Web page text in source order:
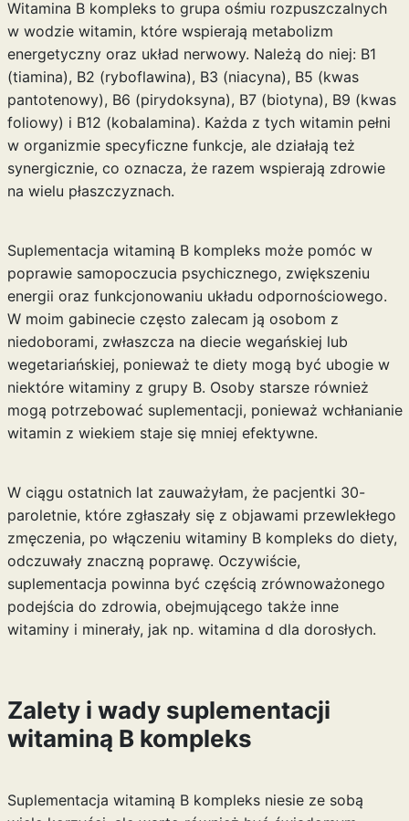
Witamina B kompleks to grupa ośmiu rozpuszczalnych
w wodzie witamin, które wspierają metabolizm
energetyczny oraz układ nerwowy. Należą do niej: B1
(tiamina), B2 (ryboflawina), B3 (niacyna), B5 (kwas
pantotenowy), B6 (pirydoksyna), B7 (biotyna), B9 (kwas
foliowy) i B12 (kobalamina). Każda z tych witamin pełni
w organizmie specyficzne funkcje, ale działają też
synergicznie, co oznacza, że razem wspierają zdrowie
na wielu płaszczyznach.
Suplementacja witaminą B kompleks może pomóc w
poprawie samopoczucia psychicznego, zwiększeniu
energii oraz funkcjonowaniu układu odpornościowego.
W moim gabinecie często zalecam ją osobom z
niedoborami, zwłaszcza na diecie wegańskiej lub
wegetariańskiej, ponieważ te diety mogą być ubogie w
niektóre witaminy z grupy B. Osoby starsze również
mogą potrzebować suplementacji, ponieważ wchłanianie
witamin z wiekiem staje się mniej efektywne.
W ciągu ostatnich lat zauważyłam, że pacjentki 30-
paroletnie, które zgłaszały się z objawami przewlekłego
zmęczenia, po włączeniu witaminy B kompleks do diety,
odczuwały znaczną poprawę. Oczywiście,
suplementacja powinna być częścią zrównoważonego
podejścia do zdrowia, obejmującego także inne
witaminy i minerały, jak np. witamina d dla dorosłych.
Zalety i wady suplementacji
witaminą B kompleks
Suplementacja witaminą B kompleks niesie ze sobą